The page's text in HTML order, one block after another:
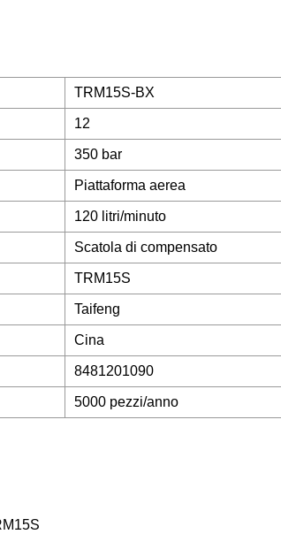
TRM15S-BX
12
350 bar
Piattaforma aerea
120 litri/minuto
Scatola di compensato
TRM15S
Taifeng
Cina
8481201090
5000 pezzi/anno